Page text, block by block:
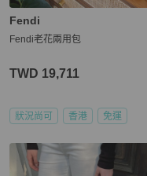
Fendi
Fendi老花兩用包
TWD 19,711
狀況尚可 香港 免運